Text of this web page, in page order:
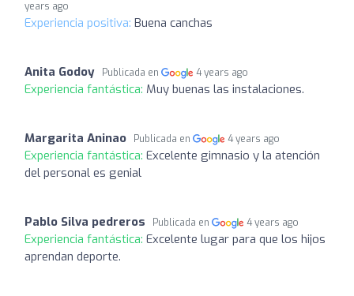
years ago
Experiencia positiva: Buena canchas
Anita Godoy Publicada en 4 years ago
Experiencia fantástica: Muy buenas las instalaciones.
Margarita Aninao Publicada en 4 years ago
Experiencia fantástica: Excelente gimnasio y la atención
del personal es genial
Pablo Silva pedreros Publicada en 4 years ago
Experiencia fantástica: Excelente lugar para que los hijos
aprendan deporte.